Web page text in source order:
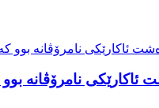
نامرۆڤانە